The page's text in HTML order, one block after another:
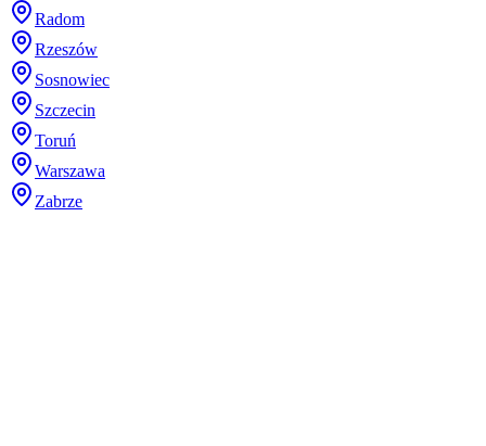
Radom
Rzeszów
Sosnowiec
Szczecin
Toruń
Warszawa
Zabrze